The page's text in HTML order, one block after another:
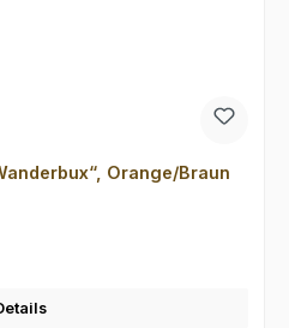
Orange/Braun